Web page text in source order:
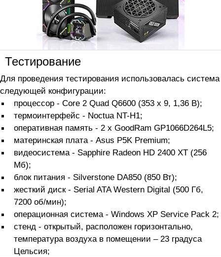
Тестирование
Для проведения тестирования использовалась система
следующей конфигурации:
процессор - Core 2 Quad Q6600 (353 x 9, 1,36 В);
термоинтерфейс - Noctua NT-H1;
оперативная память - 2 x GoodRam GP1066D264L5;
материнская плата - Asus P5K Premium;
видеосистема - Sapphire Radeon HD 2400 XT (256
Мб);
блок питания - Silverstone DA850 (850 Вт);
жесткий диск - Serial ATA Western Digital (500 Гб,
7200 об/мин);
операционная система - Windows XP Service Pack 2;
стенд - открытый, расположен горизонтально,
температура воздуха в помещении – 23 градуса
Цельсия;